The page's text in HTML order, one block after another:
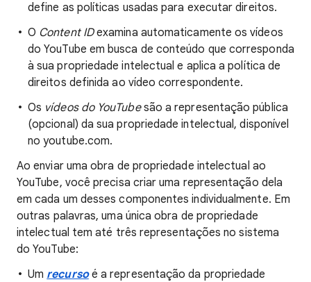
define as políticas usadas para executar direitos.
O Content IDexamina automaticamente os vídeos
do YouTube em busca de conteúdo que corresponda
à sua propriedade intelectual e aplica a política de
direitos definida ao vídeo correspondente.
Os vídeos do YouTubesão a representação pública
(opcional) da sua propriedade intelectual, disponível
no youtube.com.
Ao enviar uma obra de propriedade intelectual ao
YouTube, você precisa criar uma representação dela
em cada um desses componentes individualmente. Em
outras palavras, uma única obra de propriedade
intelectual tem até três representações no sistema
do YouTube:
Um recursoé a representação da propriedade